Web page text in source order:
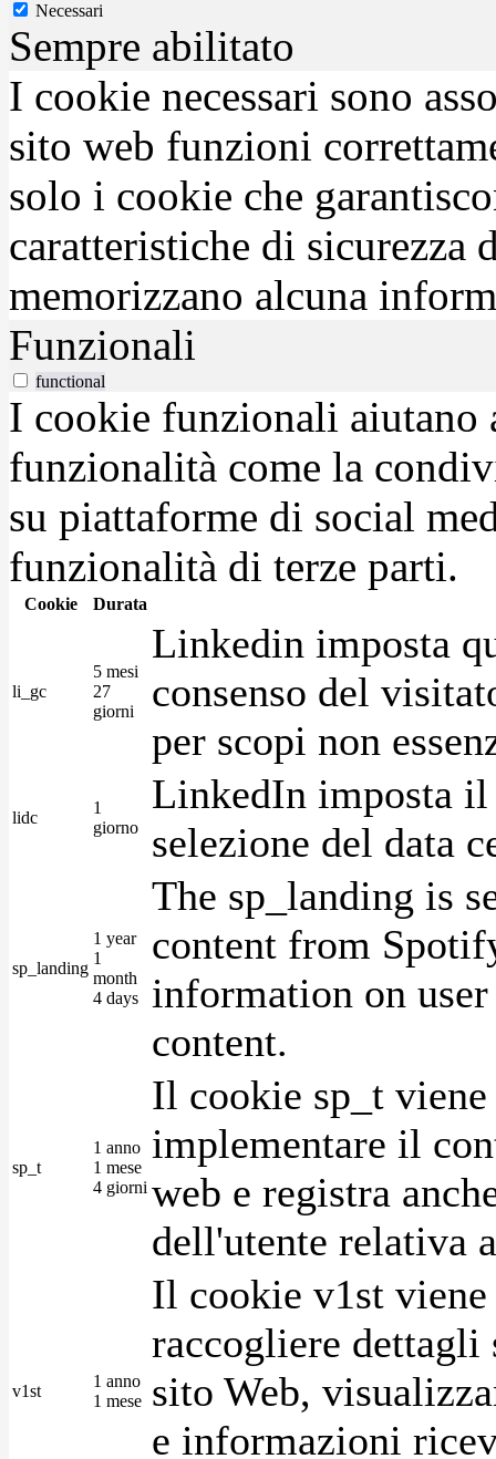
Necessari
Sempre abilitato
I cookie necessari sono
sito web funzioni
solo i cookie che
caratteristiche di sicurezza
memorizzano alcuna
Funzionali
functional
I cookie funzionali aiutano
funzionalità come la
su piattaforme di social
funzionalità di terze parti.
Cookie Durata
li_gc
5 mesi
27
giorni
Linkedin imposta
consenso del
per scopi non
lidc
1
giorno
LinkedIn imposta
selezione del data
sp_landing
1 year
1
month
4 days
The sp_landing is
content from
information on
content.
sp_t
1 anno
1 mese
4 giorni
Il cookie sp_t
implementare il
web e registra
dell'utente relativa
v1st
1 anno
1 mese
Il cookie v1st
raccogliere
sito Web,
e informazioni